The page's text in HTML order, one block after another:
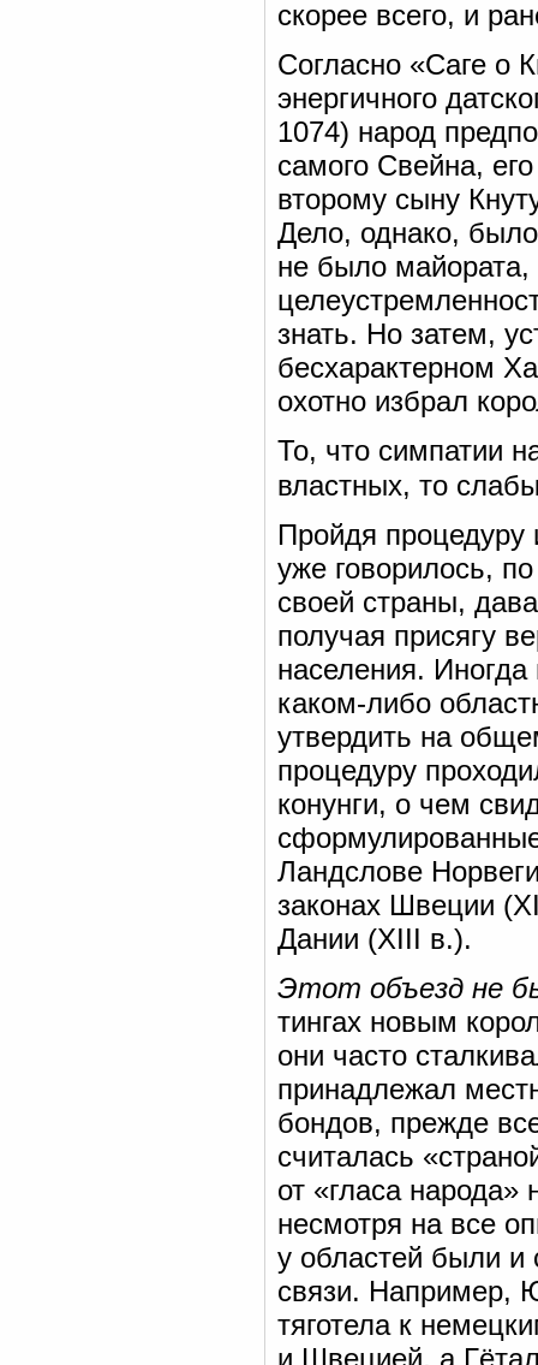
скорее всего, и
Согласно «Саге о
энергичного
1074) народ
самого Свейна,
второму сыну
Дело, однако,
не было майората,
знать. Но затем,
бесхарактерном
охотно избрал
То, что симпатии
властных, то
Пройдя процедуру
уже говорилось,
своей страны,
получая присягу
населения.
каком-либо
утвердить на
процедуру
конунги, о чем
Ландслове
законах Швеции
Дании (XIII в.).
Этот объезд не
тингах новым
они часто
принадлежал
бондов, прежде
считалась
от «гласа
несмотря на все
у областей были и
связи. Например,
тяготела к
и Швецией, а